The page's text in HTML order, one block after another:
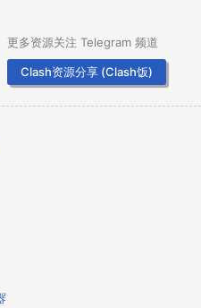
更多资源关注 Telegram 频道
Clash资源分享 (Clash饭)